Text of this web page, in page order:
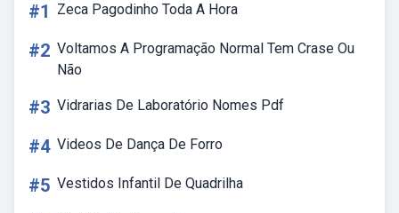
#1 Zeca Pagodinho Toda A Hora
#2 Voltamos A Programação Normal Tem Crase Ou
Não
#3 Vidrarias De Laboratório Nomes Pdf
#4 Videos De Dança De Forro
#5 Vestidos Infantil De Quadrilha